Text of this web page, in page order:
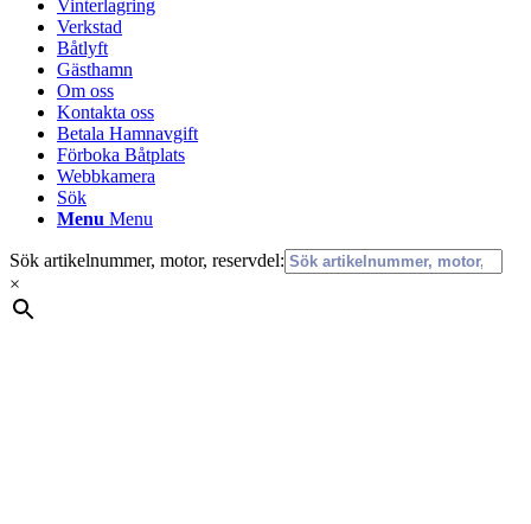
Vinterlagring
Verkstad
Båtlyft
Gästhamn
Om oss
Kontakta oss
Betala Hamnavgift
Förboka Båtplats
Webbkamera
Sök
Menu Menu
Sök artikelnummer, motor, reservdel:
×